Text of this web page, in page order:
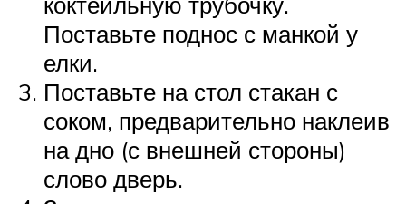
Поставьте поднос с манкой у
елки.
Поставьте на стол стакан с
соком, предварительно наклеив
на дно (с внешней стороны)
слово дверь.